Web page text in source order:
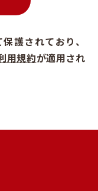
護されており、
用規約が適用され